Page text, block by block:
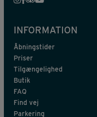
INFORMATION
Åbningstider
Priser
Tilgængelighed
Butik
FAQ
Find vej
Parkering